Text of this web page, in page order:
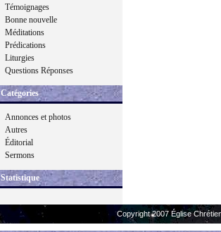
Témoignages
Bonne nouvelle
Méditations
Prédications
Liturgies
Questions Réponses
Catégories
Annonces et photos
Autres
Éditorial
Sermons
Statistique
Copyright 2007 Église